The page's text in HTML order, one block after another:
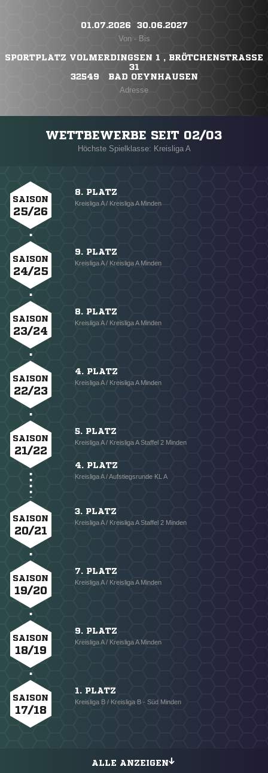
01.07.2026 ​ 30.06.2027
Von - Bis
SPORTPLATZ VOLMERDINGSEN 1 , BRÖTCHENSTRASSE 3
1
32549 BAD OEYNHAUSEN
Adresse
WETTBEWERBE SEIT 02/03
Höchste Spielklasse: Kreisliga A
SAISON
25/26
8. PLATZ
Kreisliga A / Kreisliga A Minden
SAISON
24/25
9. PLATZ
Kreisliga A / Kreisliga A Minden
SAISON
23/24
8. PLATZ
Kreisliga A / Kreisliga A Minden
SAISON
22/23
4. PLATZ
Kreisliga A / Kreisliga A Minden
SAISON
21/22
5. PLATZ
Kreisliga A / Kreisliga A Staffel 2 Minden
4. PLATZ
Kreisliga A / Aufstiegsrunde KL A
SAISON
20/21
3. PLATZ
Kreisliga A / Kreisliga A Staffel 2 Minden
SAISON
19/20
7. PLATZ
Kreisliga A / Kreisliga A Minden
SAISON
18/19
9. PLATZ
Kreisliga A / Kreisliga A Minden
SAISON
17/18
1. PLATZ
Kreisliga B / Kreisliga B - Süd Minden
ALLE ANZEIGEN